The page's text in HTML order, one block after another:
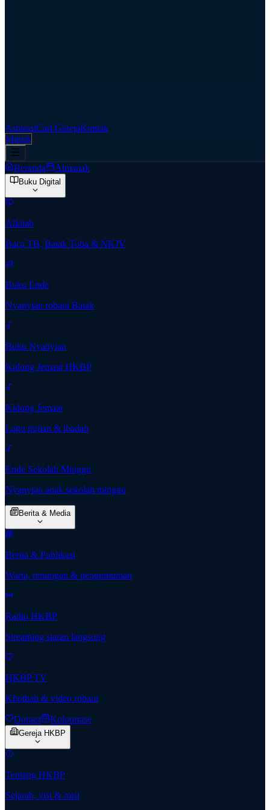
AspirasiCari GerejaKontak
Masuk
Beranda Almanak
Buku Digital
Alkitab
Baca TB, Batak Toba & NKJV
Buku Ende
Nyanyian rohani Batak
Buku Nyanyian
Kidung Jemaat HKBP
Kidung Jemaat
Lagu pujian & ibadah
Ende Sekolah Minggu
Nyanyian anak sekolah minggu
Berita & Media
Berita & Publikasi
Warta, renungan & pengumuman
Radio HKBP
Streaming siaran langsung
HKBP TV
Khotbah & video rohani
Donasi Kolportase
Gereja HKBP
Tentang HKBP
Sejarah, visi & misi